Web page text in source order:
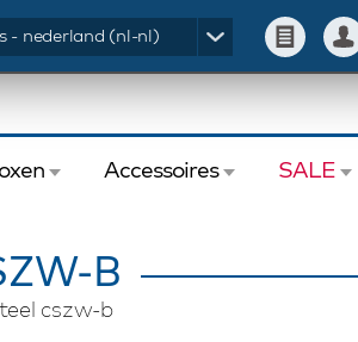
- nederland (nl-nl)
Accessoires SALE
B
cszw-b